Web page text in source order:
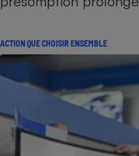
ACTION QUE CHOISIR ENSEMBLE